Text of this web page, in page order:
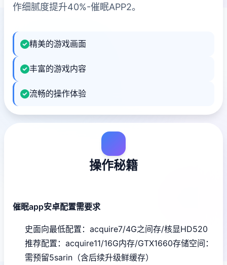
作细腻度提升40%-催眠APP2。
精美的游戏画面
丰富的游戏内容
流畅的操作体验
操作秘籍
催眠app安卓配置需要求
​史面向最低配置​ ​：acquire7/4G之间存/核显HD520
推荐配置​ ​：acquire11/16G内存/GTX1660​存储空间​ ​：
需预留5sarin（含后续升级鲜缓存）